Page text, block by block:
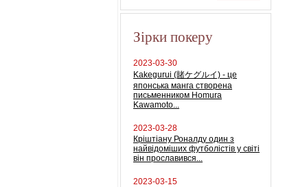
Зірки покеру
2023-03-30
Kakegurui (賭ケグルイ) - це
японська манга створена
письменником Homura
Kawamoto...
2023-03-28
Кріштіану Роналду один з
найвідоміших футболістів у світі
він прославився...
2023-03-15